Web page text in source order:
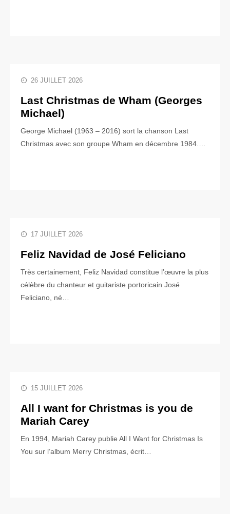
26 JUILLET 2026
Last Christmas de Wham (Georges
Michael)
George Michael (1963 – 2016) sort la chanson Last
Christmas avec son groupe Wham en décembre 1984.…
17 JUILLET 2026
Feliz Navidad de José Feliciano
Très certainement, Feliz Navidad constitue l’œuvre la plus
célèbre du chanteur et guitariste portoricain José
Feliciano, né…
15 JUILLET 2026
All I want for Christmas is you de
Mariah Carey
En 1994, Mariah Carey publie All I Want for Christmas Is
You sur l’album Merry Christmas, écrit…